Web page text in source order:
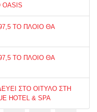
ΤΟ ΠΛΟΙΟ ΘΑ
ΤΟ ΠΛΟΙΟ ΘΑ
ΣΤΟ ΟΙΤΥΛΟ ΣΤΗ
HOTEL & SPA